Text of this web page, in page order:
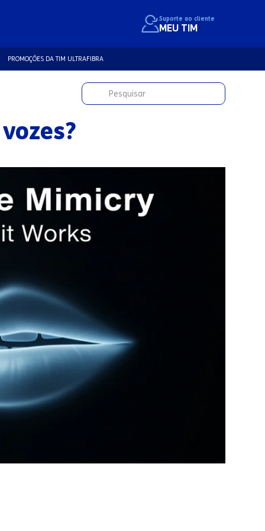
Suporte ao cliente
MEU TIM
PROMOÇÕES DA TIM ULTRAFIBRA